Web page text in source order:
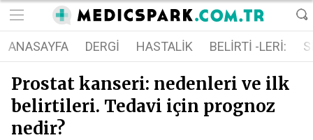
ANASAYFA DERGI HASTALIK BELIRTI -LERI:
Prostat kanseri: nedenleri ve ilk
belirtileri. Tedavi için prognoz
nedir?